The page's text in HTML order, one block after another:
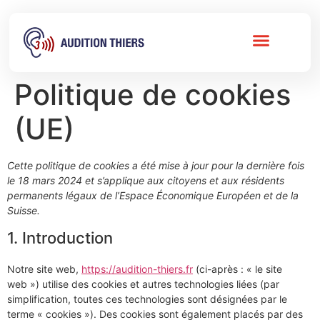
Politique de cookies
(UE)
Cette politique de cookies a été mise à jour pour la dernière fois
le 18 mars 2024 et s’applique aux citoyens et aux résidents
permanents légaux de l’Espace Économique Européen et de la
Suisse.
1. Introduction
Notre site web, https://audition-thiers.fr (ci-après : « le site
web ») utilise des cookies et autres technologies liées (par
simplification, toutes ces technologies sont désignées par le
terme « cookies »). Des cookies sont également placés par des